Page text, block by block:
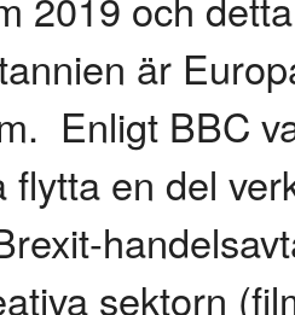
är
Enligt BBC
flytta en del
sektorn